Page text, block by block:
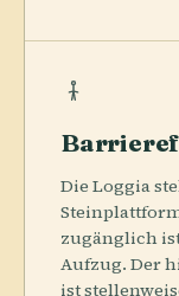
Die Loggia
zugänglich
Aufzug. Der
ist